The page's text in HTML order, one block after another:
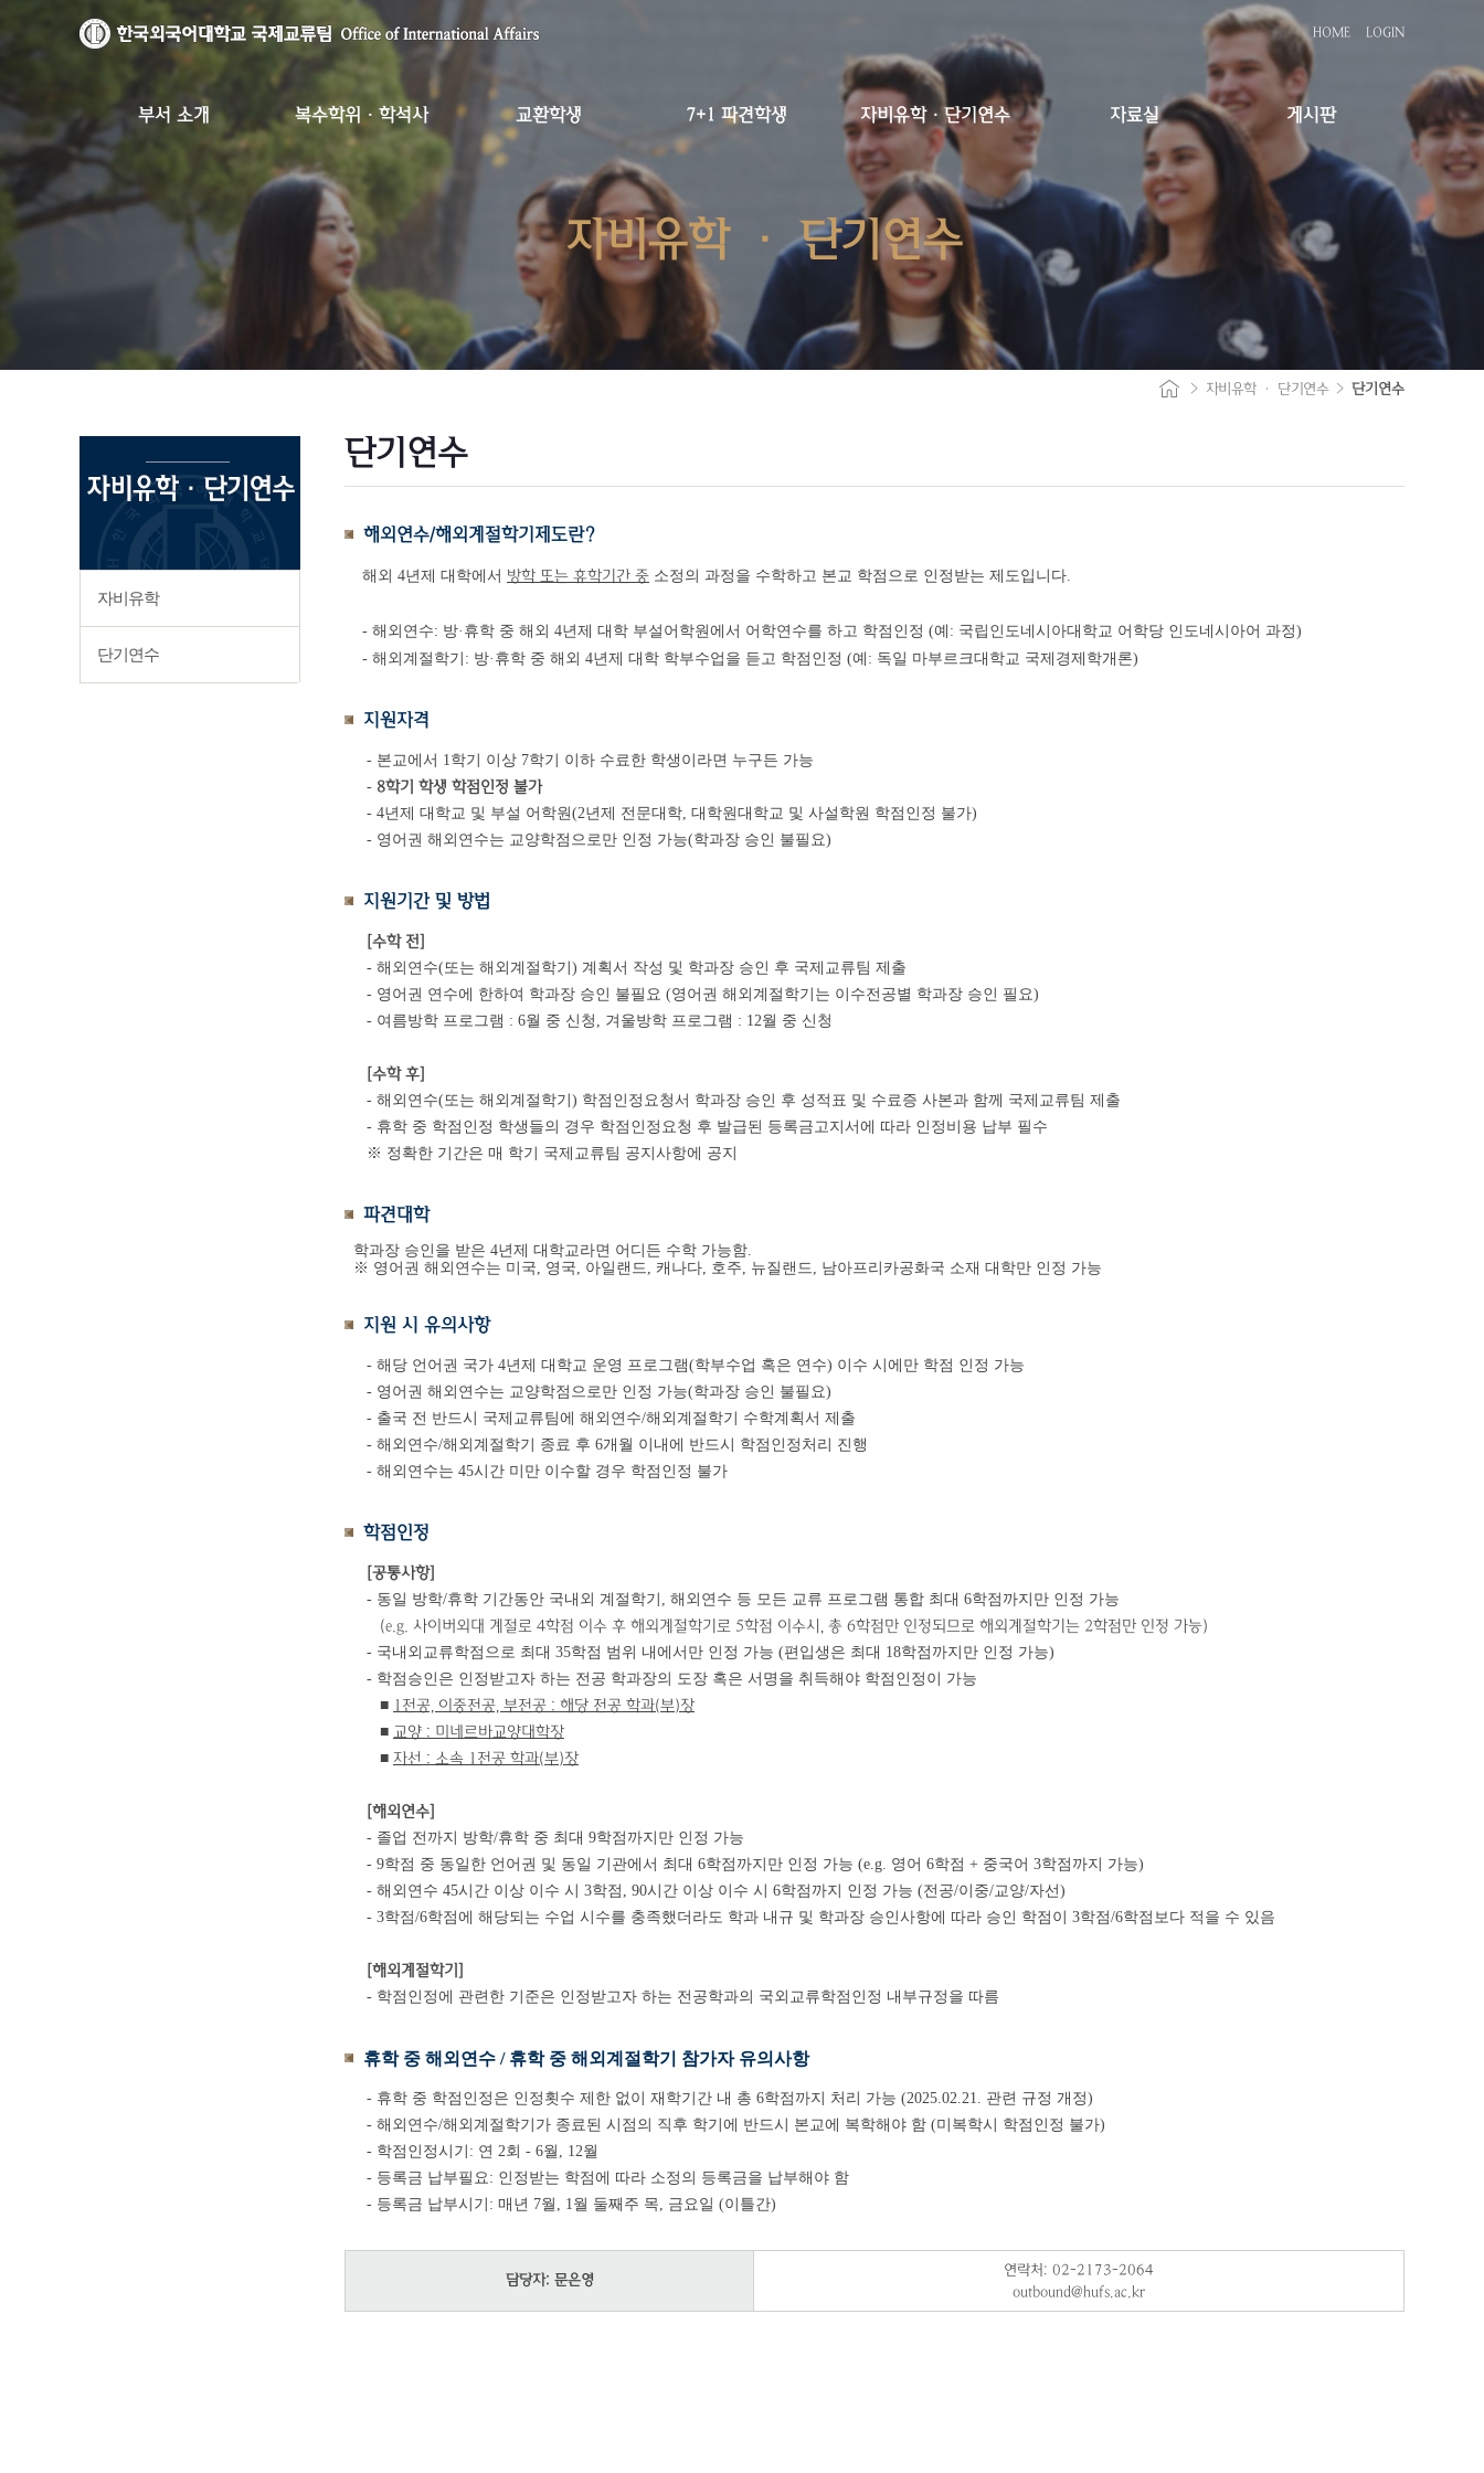
HOME LOGIN
부서 소개 복수학위·학석사 교환학생 7+1 파견학생 자비유학·단기연수 자료실 게시판
자비유학
단기연수
자비유학 · 단기연수
> 자비유학 · 단기연수 > 단기연수
단기연수
해외연수/해외계절학기제도란?
해외 4년제 대학에서 방학 또는 휴학기간 중 소정의 과정을 수학하고 본교 학점으로 인정받는 제도입니다.
- 해외연수: 방·휴학 중 해외 4년제 대학 부설어학원에서 어학연수를 하고 학점인정 (예: 국립인도네시아대학교 어학당 인도네시아어 과정)
- 해외계절학기: 방·휴학 중 해외 4년제 대학 학부수업을 듣고 학점인정 (예: 독일 마부르크대학교 국제경제학개론)
지원자격
- 본교에서 1학기 이상 7학기 이하 수료한 학생이라면 누구든 가능
- 8학기 학생 학점인정 불가
- 4년제 대학교 및 부설 어학원(2년제 전문대학, 대학원대학교 및 사설학원 학점인정 불가)
- 영어권 해외연수는 교양학점으로만 인정 가능(학과장 승인 불필요)
지원기간 및 방법
[수학 전]
- 해외연수(또는 해외계절학기) 계획서 작성 및 학과장 승인 후 국제교류팀 제출
- 영어권 연수에 한하여 학과장 승인 불필요 (영어권 해외계절학기는 이수전공별 학과장 승인 필요)
- 여름방학 프로그램 : 6월 중 신청, 겨울방학 프로그램 : 12월 중 신청
[수학 후]
- 해외연수(또는 해외계절학기) 학점인정요청서 학과장 승인 후 성적표 및 수료증 사본과 함께 국제교류팀 제출
- 휴학 중 학점인정 학생들의 경우 학점인정요청 후 발급된 등록금고지서에 따라 인정비용 납부 필수
※ 정확한 기간은 매 학기 국제교류팀 공지사항에 공지
파견대학
학과장 승인을 받은 4년제 대학교라면 어디든 수학 가능함.
※ 영어권 해외연수는 미국, 영국, 아일랜드, 캐나다, 호주, 뉴질랜드, 남아프리카공화국 소재 대학만 인정 가능
지원 시 유의사항
- 해당 언어권 국가 4년제 대학교 운영 프로그램(학부수업 혹은 연수) 이수 시에만 학점 인정 가능
- 영어권 해외연수는 교양학점으로만 인정 가능(학과장 승인 불필요)
- 출국 전 반드시 국제교류팀에 해외연수/해외계절학기 수학계획서 제출
- 해외연수/해외계절학기 종료 후 6개월 이내에 반드시 학점인정처리 진행
- 해외연수는 45시간 미만 이수할 경우 학점인정 불가
학점인정
[공통사항]
- 동일 방학/휴학 기간동안 국내외 계절학기, 해외연수 등 모든 교류 프로그램 통합 최대 6학점까지만 인정 가능
(e.g. 사이버외대 계절로 4학점 이수 후 해외계절학기로 5학점 이수시, 총 6학점만 인정되므로 해외계절학기는 2학점만 인정 가능)
- 국내외교류학점으로 최대 35학점 범위 내에서만 인정 가능 (편입생은 최대 18학점까지만 인정 가능)
- 학점승인은 인정받고자 하는 전공 학과장의 도장 혹은 서명을 취득해야 학점인정이 가능
■ 1전공, 이중전공, 부전공 : 해당 전공 학과(부)장
■ 교양 : 미네르바교양대학장
■ 자선 : 소속 1전공 학과(부)장
[해외연수]
- 졸업 전까지 방학/휴학 중 최대 9학점까지만 인정 가능
- 9학점 중 동일한 언어권 및 동일 기관에서 최대 6학점까지만 인정 가능 (e.g. 영어 6학점 + 중국어 3학점까지 가능)
- 해외연수 45시간 이상 이수 시 3학점, 90시간 이상 이수 시 6학점까지 인정 가능 (전공/이중/교양/자선)
- 3학점/6학점에 해당되는 수업 시수를 충족했더라도 학과 내규 및 학과장 승인사항에 따라 승인 학점이 3학점/6학점보다 적을 수 있음
[해외계절학기]
- 학점인정에 관련한 기준은 인정받고자 하는 전공학과의 국외교류학점인정 내부규정을 따름
휴학 중 해외연수 / 휴학 중 해외계절학기 참가자 유의사항
- 휴학 중 학점인정은 인정횟수 제한 없이 재학기간 내 총 6학점까지 처리 가능 (2025.02.21. 관련 규정 개정)
- 해외연수/해외계절학기가 종료된 시점의 직후 학기에 반드시 본교에 복학해야 함 (미복학시 학점인정 불가)
- 학점인정시기: 연 2회 - 6월, 12월
- 등록금 납부필요: 인정받는 학점에 따라 소정의 등록금을 납부해야 함
- 등록금 납부시기: 매년 7월, 1월 둘째주 목, 금요일 (이틀간)
담당자: 문은영
연락처: 02-2173-2064
outbound@hufs.ac.kr